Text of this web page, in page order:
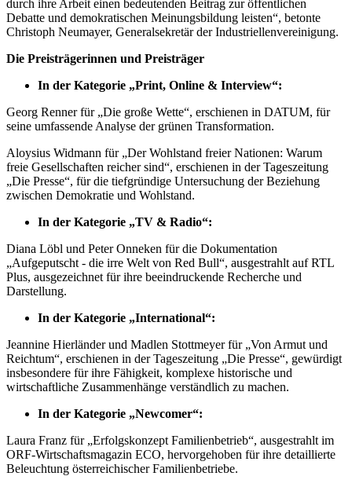
durch ihre Arbeit einen bedeutenden Beitrag zur öffentlichen
Debatte und demokratischen Meinungsbildung leisten“, betonte
Christoph Neumayer, Generalsekretär der Industriellenvereinigung.
Die Preisträgerinnen und Preisträger
In der Kategorie „Print, Online & Interview“:
Georg Renner für „Die große Wette“, erschienen in DATUM, für
seine umfassende Analyse der grünen Transformation.
Aloysius Widmann für „Der Wohlstand freier Nationen: Warum
freie Gesellschaften reicher sind“, erschienen in der Tageszeitung
„Die Presse“, für die tiefgründige Untersuchung der Beziehung
zwischen Demokratie und Wohlstand.
In der Kategorie „TV & Radio“:
Diana Löbl und Peter Onneken für die Dokumentation
„Aufgeputscht - die irre Welt von Red Bull“, ausgestrahlt auf RTL
Plus, ausgezeichnet für ihre beeindruckende Recherche und
Darstellung.
In der Kategorie „International“:
Jeannine Hierländer und Madlen Stottmeyer für „Von Armut und
Reichtum“, erschienen in der Tageszeitung „Die Presse“, gewürdigt
insbesondere für ihre Fähigkeit, komplexe historische und
wirtschaftliche Zusammenhänge verständlich zu machen.
In der Kategorie „Newcomer“:
Laura Franz für „Erfolgskonzept Familienbetrieb“, ausgestrahlt im
ORF-Wirtschaftsmagazin ECO, hervorgehoben für ihre detaillierte
Beleuchtung österreichischer Familienbetriebe.